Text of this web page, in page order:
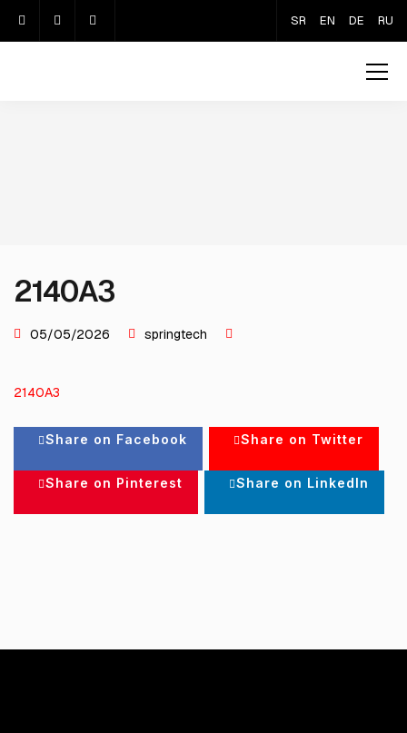
SR EN DE RU
2140A3
05/05/2026 springtech
2140A3
Share on Facebook Share on Twitter
Share on Pinterest Share on LinkedIn